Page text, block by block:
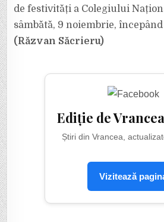
de festivități a Colegiului
sâmbătă, 9 noiembrie, începând
(Răzvan Săcrieru)
Ediție de
Știri din Vrancea,
Vizitează